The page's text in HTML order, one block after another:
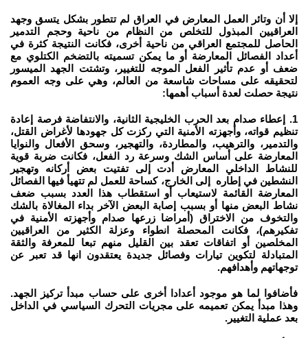
إلا أن وتائر العمل المعارض في العراق لم تتطور بشكل يتسق وجهد
العراقيين المبذول للتخلص من النظام من ناحية وحجم التدمير
الحاصل للمجتمع العراقي من ناحية أخرى، فكانت النتيجة كثرة في
أعداد الفصائل المعارضة أو ما يمكن تسميته بالتضخم الكتلوي مع
ضعف أو عدم تأثير الفعل الموجه للتغيير، وتشتت الجهد الميسور
لتحقيقه على مساحات شاسعة من العالم، وهي على وجه العموم
نتيجة حصلت لعدة أسباب أهمها:
1. إعطاء صدام بعد الحرب الخليجية الثانية، والانتفاضة فرصة إعادة
تنظيم قواته، وأجهزته الأمنية التي ركزت كل جهودها لأغراض القتل،
والتدمير، والترهيب، والمطاردة، والتهجير، وسحق الأفعال والنوايا
المعارضة على أساس الشك وسرعة رد الفعل، فكانت ضربة قوية
للنشاط الداخلي المعارض أدت إلى تفتيت بعض أركانه وتهجير
النشطين في إطاره إلى الخارج، كساحة للعمل لم تتهيأ فيها الفصائل
المعارضة القائمة لاستيعاب أو استقطاب هذا العدد بسبب ضعف
نشاط البعض منها أو بسبب إصابة البعض الآخر بداء المغالاة بالشك
والتخوف من الاختراق (أمراضا زرعها صدام وأجهزته الأمنية في
تفكيرهم)، فكانت المحصلة انطواء وعزلة الكثير من العراقيين
المخلصين أو اتفاقات تعقد بين القليل منهم تبعا للمعرفة والثقة
المتبادلة لتكوين تيارات وفصائل جديدة يعتقدون انها قد تعبر عن
توجهاتهم وأهدافهم.
فأضافوا لما هو موجود أعدادا أخرى على حساب مبدأ تركيز الجهد.
وهذا مبدأ يمكن تعميمه على مجريات التحرك السياسي في الداخل
بعد عملية التغيير.